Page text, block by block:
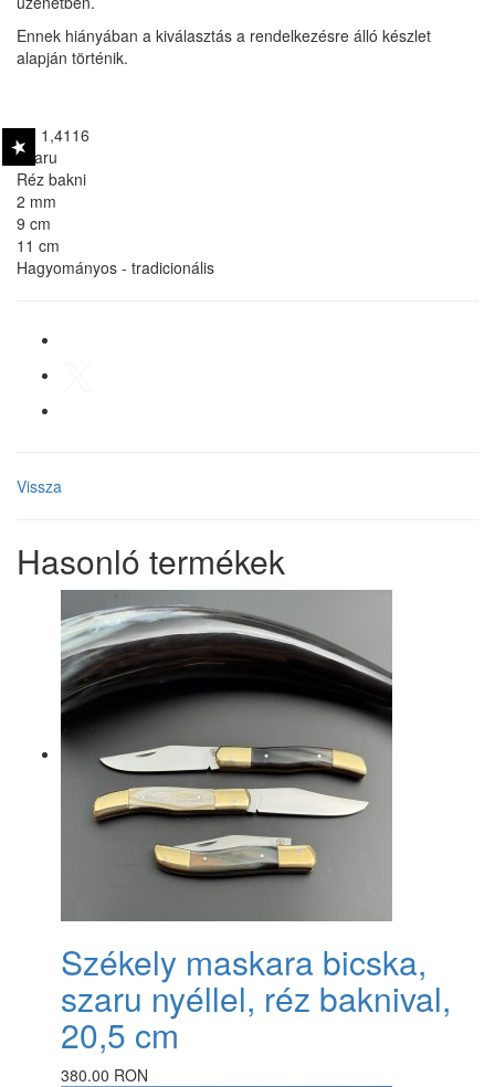
Ennek hiányában a kiválasztás a rendelkezésre álló készlet
alapján történik.
wn 1,4116
Szaru
Réz bakni
2 mm
9 cm
11 cm
Hagyományos - tradicionális
Vissza
Hasonló termékek
Székely maskara bicska,
szaru nyéllel, réz baknival,
20,5 cm
380.00 RON